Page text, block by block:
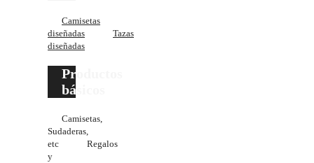
Camisetas
diseñadas
Tazas
diseñadas
Productos
básicos
Camisetas,
Sudaderas,
etc
Regalos
y